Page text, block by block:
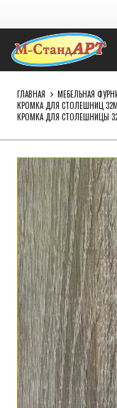
ГЛАВНАЯ МЕБЕЛЬНАЯ
КРОМКА ДЛЯ СТОЛЕШНИЦ
КРОМКА ДЛЯ СТОЛЕШНИЦЫ